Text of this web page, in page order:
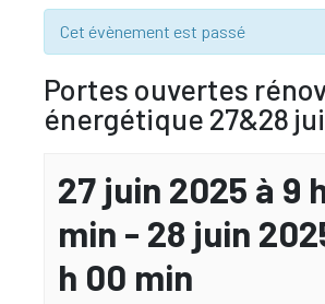
Cet évènement est passé
Portes ouvertes
énergétique 27&28
27 juin 2025 à 9
min - 28 juin
h 00 min